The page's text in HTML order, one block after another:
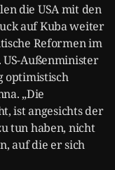
die USA mit den
auf Kuba weiter
Reformen im
Außenminister
optimistisch
„Die
ist angesichts der
tun haben, nicht
auf die er sich